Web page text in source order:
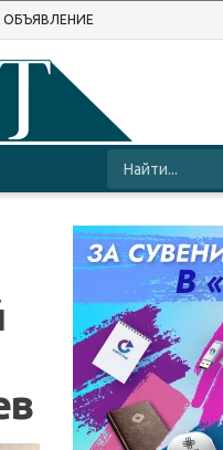
ОБЪЯВЛЕНИЕ